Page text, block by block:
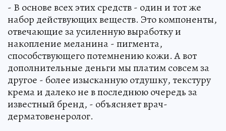
- В основе всех этих средств - один и тот же
набор действующих веществ. Это компоненты,
отвечающие за усиленную выработку и
накопление меланина - пигмента,
способствующего потемнению кожи. А вот
дополнительные деньги мы платим совсем за
другое - более изысканную отдушку, текстуру
крема и далеко не в последнюю очередь за
известный бренд, - объясняет врач-
дерматовенеролог.